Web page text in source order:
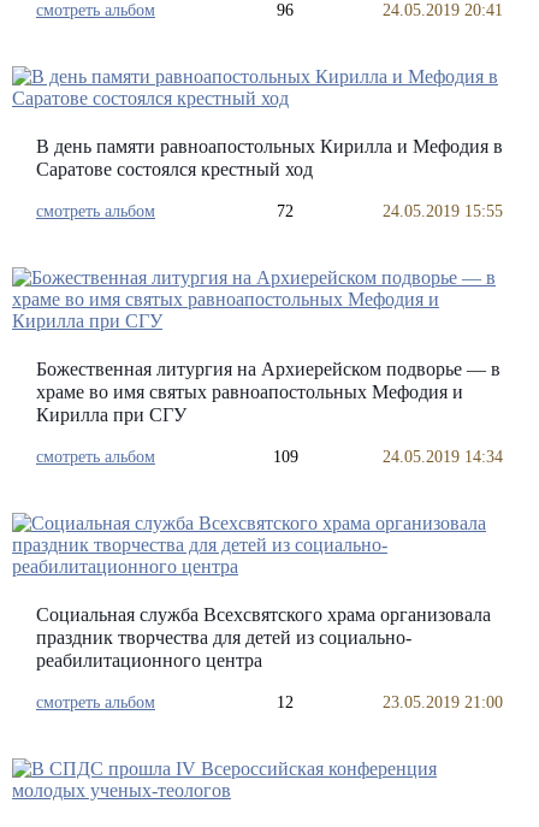
смотреть альбом 96 24.05.2019 20:41
В день памяти равноапостольных Кирилла и Мефодия в
Саратове состоялся крестный ход
смотреть альбом 72 24.05.2019 15:55
Божественная литургия на Архиерейском подворье — в
храме во имя святых равноапостольных Мефодия и
Кирилла при СГУ
смотреть альбом 109 24.05.2019 14:34
Социальная служба Всехсвятского храма организовала
праздник творчества для детей из социально-
реабилитационного центра
смотреть альбом 12 23.05.2019 21:00